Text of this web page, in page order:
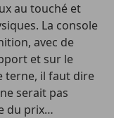
au touché et
La console
avec de
et sur le
terne, il faut dire
serait pas
du prix…